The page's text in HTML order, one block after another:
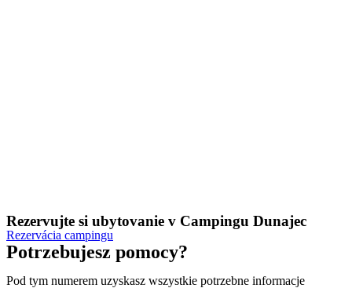
Rezervujte si ubytovanie v Campingu Dunajec
Rezervácia campingu
Potrzebujesz pomocy?
Pod tym numerem uzyskasz wszystkie potrzebne informacje